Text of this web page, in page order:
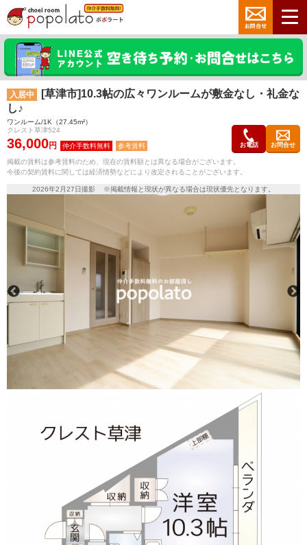
入居中
[草津市]10.3帖の広々ワンルームが敷金なし・礼金な
し♪
ワンルーム/1K（27.45m²）
クレスト草津524
36,000円 参考賃料 お電話 お問合せ
掲載の賃料は参考賃料のため、現在の賃料額とは異なる場合がございます。
今後の契約賃料に関しては経済情勢などにより改定されることがございます。
2026年2月27日撮影 ※掲載情報と現状が異なる場合は現状優先となります。